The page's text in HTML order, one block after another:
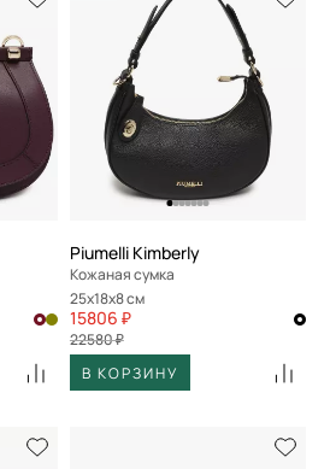
Piumelli Kimberly
Кожаная сумка
25x18x8 см
15806 ₽
22580 ₽
В КОРЗИНУ